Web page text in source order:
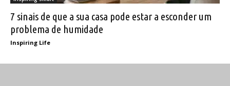
7 sinais de que a sua casa pode estar a esconder um
problema de humidade
Inspiring Life